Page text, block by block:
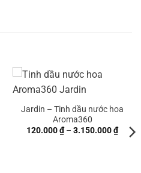
Jardin – Tinh dầu nước hoa
Aroma360
120.000₫ – 3.150.000₫
giá: